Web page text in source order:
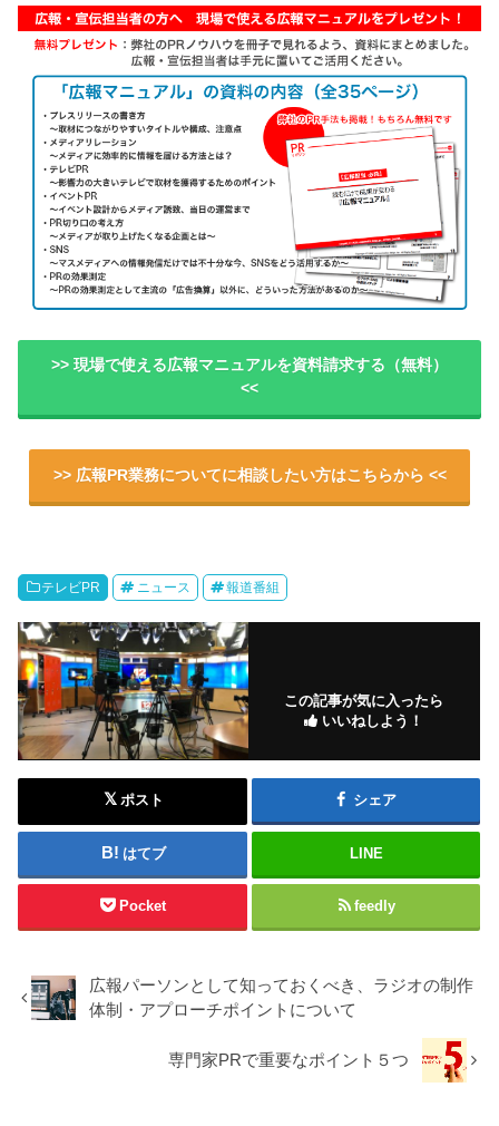
>> 現場で使える広報マニュアルを資料請求する（無料）
<<
>> 広報PR業務についてに相談したい方はこちらから <<
テレビPR ニュース 報道番組
この記事が気に入ったら
いいねしよう！
ポスト シェア
はてブ LINE
Pocket feedly
広報パーソンとして知っておくべき、ラジオの制作
体制・アプローチポイントについて
専門家PRで重要なポイント５つ